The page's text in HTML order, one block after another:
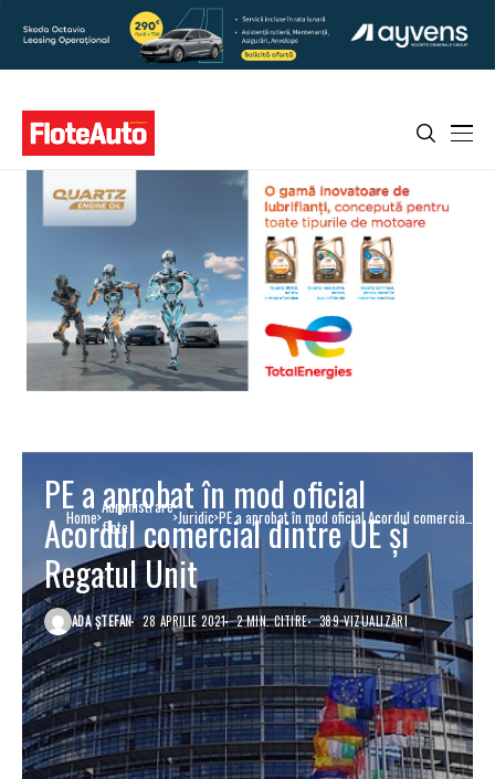
Home Administrare
flote
Juridic PE a aprobat în mod oficial Acordul comercial
dintre UE și Regatul Unit
PE a aprobat în mod oficial
Acordul comercial dintre UE și
Regatul Unit
ADA ȘTEFAN 28 APRILIE 2021 2 MIN. CITIRE 389 VIZUALIZĂRI